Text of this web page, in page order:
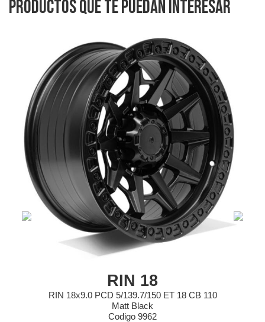
Productos que te puedan interesar
RIN 18
RIN 18x9.0 PCD 5/139.7/150 ET 18 CB 110
Matt Black
Codigo 9962